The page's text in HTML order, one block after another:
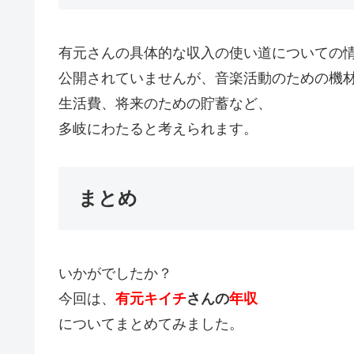
有元さんの具体的な収入の使い道についての
公開されていませんが、音楽活動のための機
生活費、将来のための貯蓄など、
多岐にわたると考えられます。
まとめ
いかがでしたか？
今回は、 有元キイチさんの年収
についてまとめてみました。